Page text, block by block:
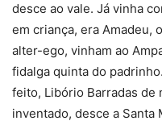
desce ao vale. Já vinha
em criança, era Amadeu,
alter-ego, vinham ao
fidalga quinta do
feito, Libório Barradas de
inventado, desce a Santa